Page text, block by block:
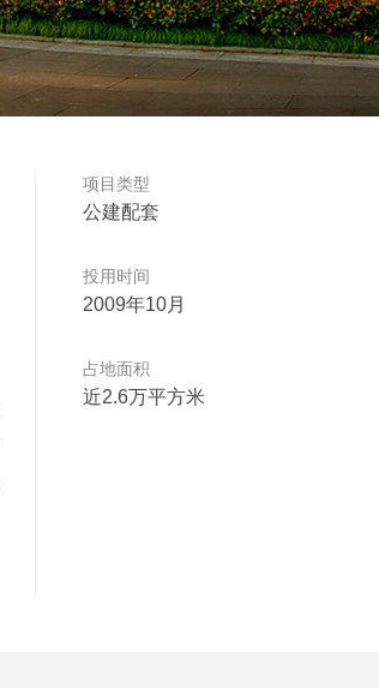
项目类型
公建配套
投用时间
2009年10月
占地面积
近2.6万平方米